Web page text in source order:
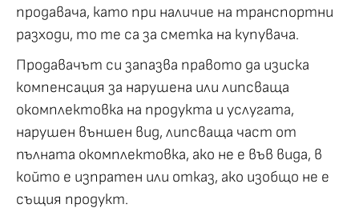
продавача, като при наличие на транспортни
разходи, то те са за сметка на купувача.
Продавачът си запазва правото да изиска
компенсация за нарушена или липсваща
окомплектовка на продукта и услугата,
нарушен външен вид, липсваща част от
пълната окомплектовка, ако не е във вида, в
който е изпратен или отказ, ако изобщо не е
същия продукт.